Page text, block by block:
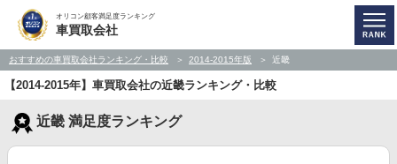
オリコン顧客満足度ランキング
車買取会社
おすすめの車買取会社ランキング・比較 2014-2015年版 近畿
【2014-2015年】車買取会社の近畿ランキング・比較
近畿 満足度ランキング